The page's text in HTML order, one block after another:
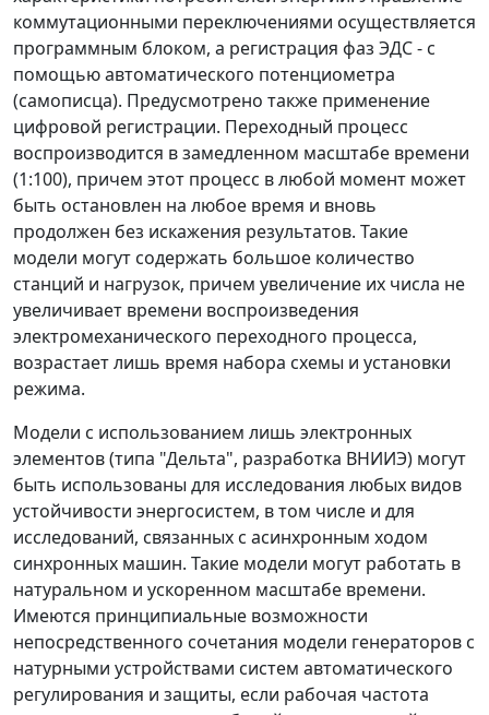
коммутационными переключениями осуществляется
программным блоком, а регистрация фаз ЭДС - с
помощью автоматического потенциометра
(самописца). Предусмотрено также применение
цифровой регистрации. Переходный процесс
воспроизводится в замедленном масштабе времени
(1:100), причем этот процесс в любой момент может
быть остановлен на любое время и вновь
продолжен без искажения результатов. Такие
модели могут содержать большое количество
станций и нагрузок, причем увеличение их числа не
увеличивает времени воспроизведения
электромеханического переходного процесса,
возрастает лишь время набора схемы и установки
режима.
Модели с использованием лишь электронных
элементов (типа "Дельта", разработка ВНИИЭ) могут
быть использованы для исследования любых видов
устойчивости энергосистем, в том числе и для
исследований, связанных с асинхронным ходом
синхронных машин. Такие модели могут работать в
натуральном и ускоренном масштабе времени.
Имеются принципиальные возможности
непосредственного сочетания модели генераторов с
натурными устройствами систем автоматического
регулирования и защиты, если рабочая частота